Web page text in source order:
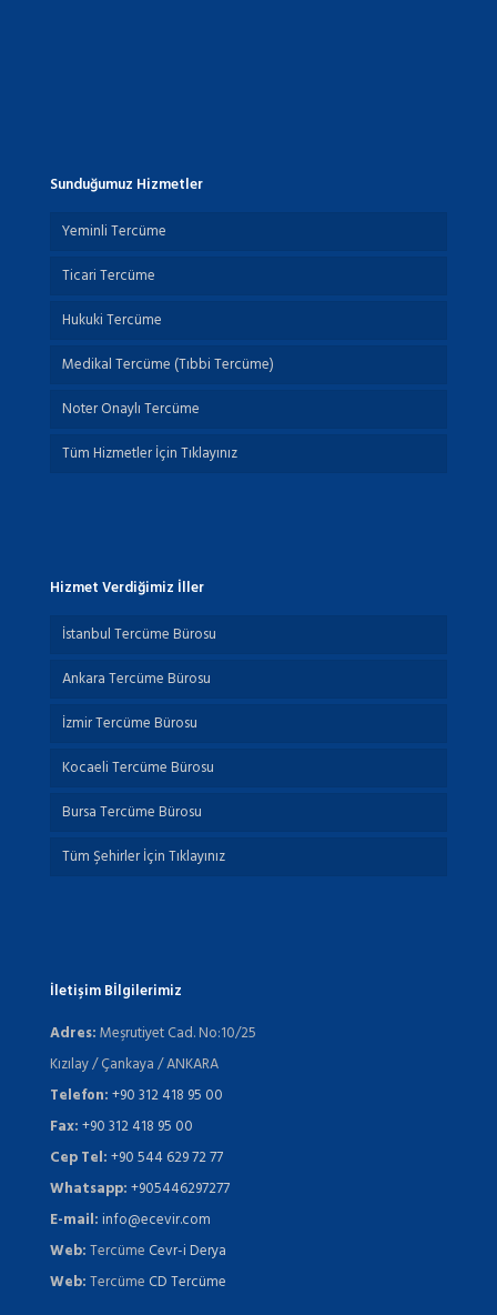
Sunduğumuz Hizmetler
Yeminli Tercüme
Ticari Tercüme
Hukuki Tercüme
Medikal Tercüme (Tıbbi Tercüme)
Noter Onaylı Tercüme
Tüm Hizmetler İçin Tıklayınız
Hizmet Verdiğimiz İller
İstanbul Tercüme Bürosu
Ankara Tercüme Bürosu
İzmir Tercüme Bürosu
Kocaeli Tercüme Bürosu
Bursa Tercüme Bürosu
Tüm Şehirler İçin Tıklayınız
İletişim Bİlgilerimiz
Adres:Meşrutiyet Cad. No:10/25
Kızılay / Çankaya / ANKARA
Telefon:+90 312 418 95 00
Fax:+90 312 418 95 00
Cep Tel:+90 544 629 72 77
Whatsapp:+905446297277
E-mail:info@ecevir.com
Web:Tercüme Cevr-i Derya
Web:Tercüme CD Tercüme